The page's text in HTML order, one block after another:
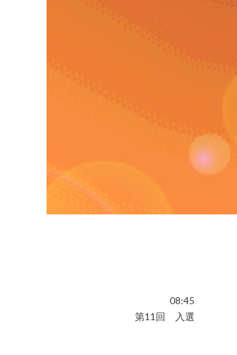
08:45
第11回 入選